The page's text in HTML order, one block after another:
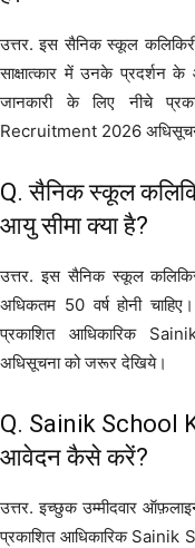
उत्तर. इस सैनिक स्कूल
साक्षात्कार में उनके प्रदर्शन के
जानकारी के लिए नीचे
Recruitment 2026
Q. सैनिक स्कूल
आयु सीमा क्या है?
उत्तर. इस सैनिक स्कूल
अधिकतम 50 वर्ष होनी
प्रकाशित आधिकारिक
अधिसूचना को जरूर देखिये।
Q. Sainik School
आवेदन कैसे करें?
उत्तर. इच्छुक उम्मीदवार
प्रकाशित आधिकारिक